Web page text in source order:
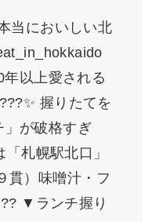
当においしい北
以上愛される
握りたてを
」が破格すぎ
札幌駅北口」
貫）味噌汁・フ
▼ランチ握り